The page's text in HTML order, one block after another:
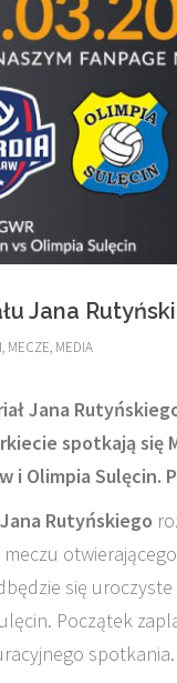
Jana
, MECZE, MEDIA
Jana
spotkają się
i Olimpia
Rutyńskiego
się
Początek
spotkania.